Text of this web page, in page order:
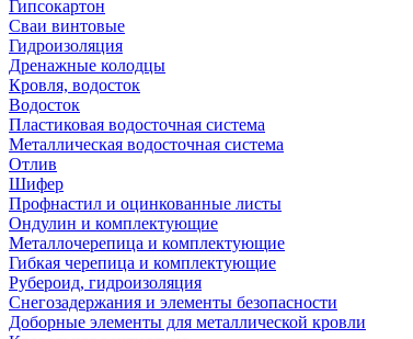
Гипсокартон
Сваи винтовые
Гидроизоляция
Дренажные колодцы
Кровля, водосток
Водосток
Пластиковая водосточная система
Металлическая водосточная система
Отлив
Шифер
Профнастил и оцинкованные листы
Ондулин и комплектующие
Металлочерепица и комплектующие
Гибкая черепица и комплектующие
Рубероид, гидроизоляция
Снегозадержания и элементы безопасности
Доборные элементы для металлической кровли